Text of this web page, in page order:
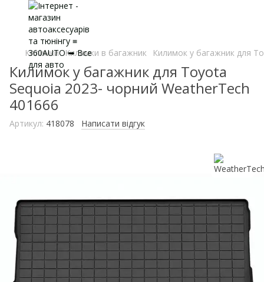
Килимки Килимки в багажник Килимок у багажник для
Килимок у багажник для Toyota
Sequoia 2023- чорний WeatherTech
401666
Артикул: 418078 Написати відгук